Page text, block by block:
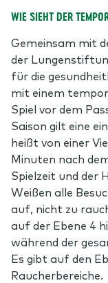
WIE SIEHT DER
Gemeinsam mit
der
für die
mit einem
Spiel vor dem
Saison gilt eine
heißt von einer
Minuten nach
Spielzeit und der
Weißen alle
auf, nicht zu
auf der Ebene 4
während der
Es gibt auf den
Raucherbereiche.